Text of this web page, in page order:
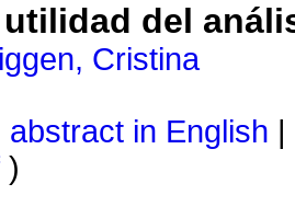
utilidad del
Cristina
abstract in English
)